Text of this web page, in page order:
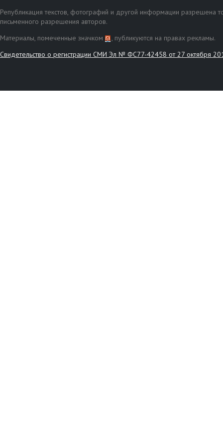
Републикация текстов, фотографий и другой информации разрешена
письменного разрешения авторов.
Материалы, помеченные значком
, публикуются на правах рекламы.
Свидетельство о регистрации СМИ Эл № ФС77-42458 от 27 октября